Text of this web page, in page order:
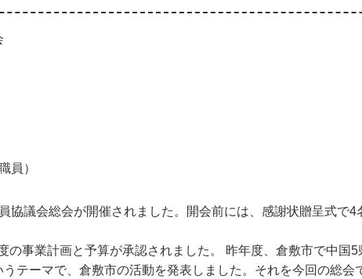
プラザホール
職員）
議会総会が開催されました。開会前には、感謝状贈呈式で4
の事業計画と予算が承認されました。 昨年度、倉敷市で中国
テーマで、倉敷市の活動を発表しました。それを今回の総会